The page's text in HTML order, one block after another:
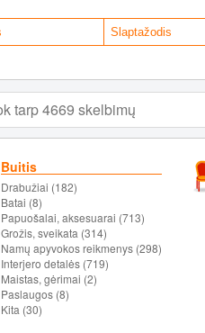
Buitis
Drabužiai (182)
Batai (8)
Papuošalai, aksesuarai (713)
Grožis, sveikata (314)
Namų apyvokos reikmenys (298)
Interjero detalės (719)
Maistas, gėrimai (2)
Paslaugos (8)
Kita (30)